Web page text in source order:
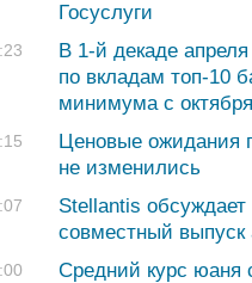
Госуслуги
В 1-й декаде
по вкладам топ-10
минимума с
Ценовые ожидания
не изменились
Stellantis обсуждает
совместный
Средний курс юаня